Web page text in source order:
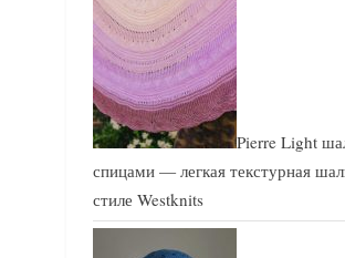
Pierre Light
спицами — легкая текстурная
стиле Westknits